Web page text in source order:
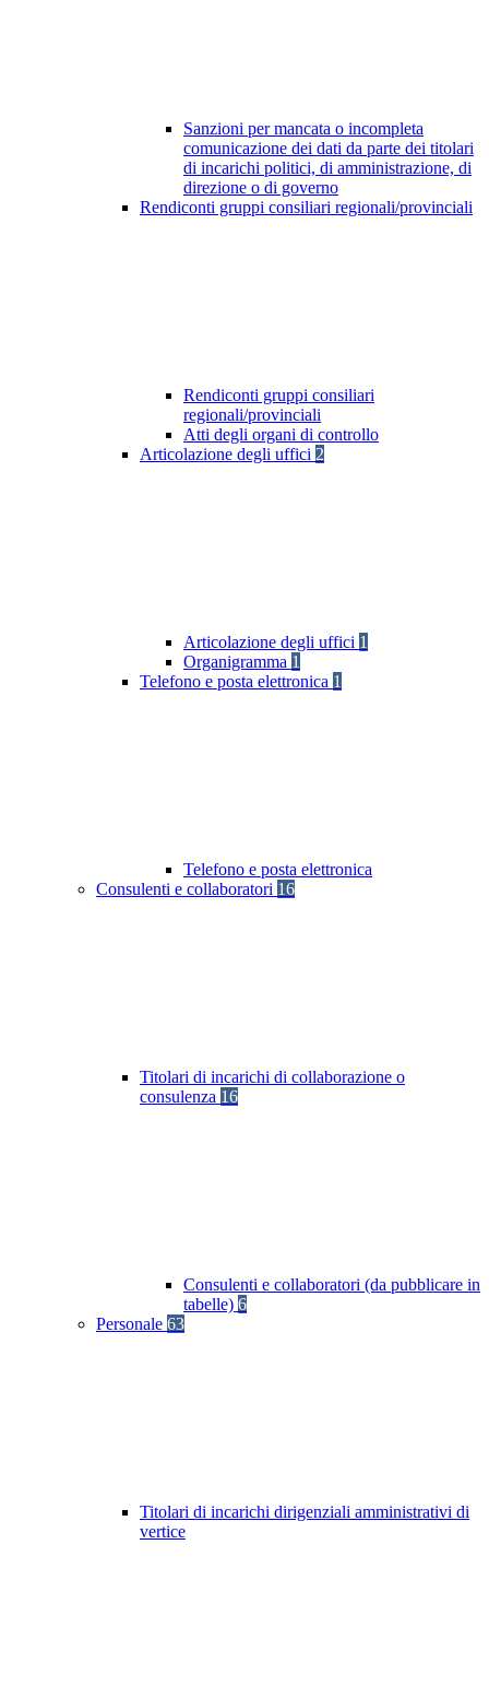
Sanzioni per mancata o incompleta
comunicazione dei dati da parte dei titolari
di incarichi politici, di amministrazione, di
direzione o di governo
Rendiconti gruppi consiliari regionali/provinciali
Rendiconti gruppi consiliari
regionali/provinciali
Atti degli organi di controllo
Articolazione degli uffici 2
Articolazione degli uffici 1
Organigramma 1
Telefono e posta elettronica 1
Telefono e posta elettronica
Consulenti e collaboratori 16
Titolari di incarichi di collaborazione o
consulenza 16
Consulenti e collaboratori (da pubblicare in
tabelle) 6
Personale 63
Titolari di incarichi dirigenziali amministrativi di
vertice